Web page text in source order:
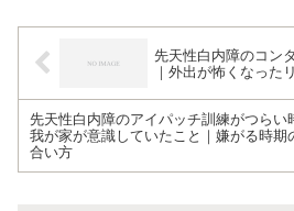
先天性白内障のコン
｜外出が怖くなった
先天性白内障のアイパッチ訓練がつらい
我が家が意識していたこと｜嫌がる時期
合い方